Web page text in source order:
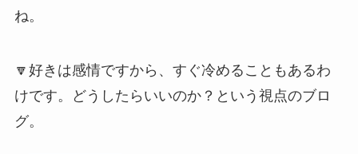
ね。
🔽好きは感情ですから、すぐ冷めることもあるわ
けです。どうしたらいいのか？という視点のブロ
グ。